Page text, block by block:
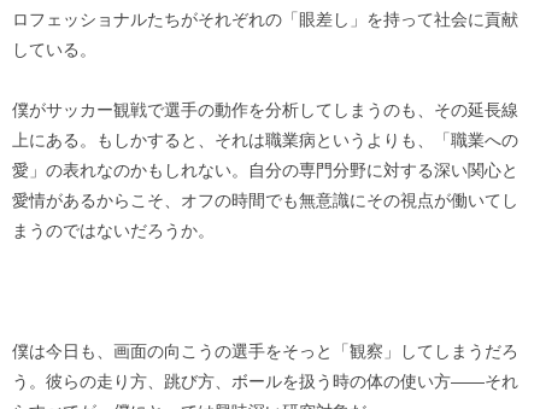
ロフェッショナルたちがそれぞれの「眼差し」を持って社会に貢献
している。
僕がサッカー観戦で選手の動作を分析してしまうのも、その延長線
上にある。もしかすると、それは職業病というよりも、「職業への
愛」の表れなのかもしれない。自分の専門分野に対する深い関心と
愛情があるからこそ、オフの時間でも無意識にその視点が働いてし
まうのではないだろうか。
僕は今日も、画面の向こうの選手をそっと「観察」してしまうだろ
う。彼らの走り方、跳び方、ボールを扱う時の体の使い方——それ